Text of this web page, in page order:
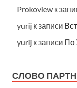
Prokoview к
yurij к записи
yurij к записи По
СЛОВО